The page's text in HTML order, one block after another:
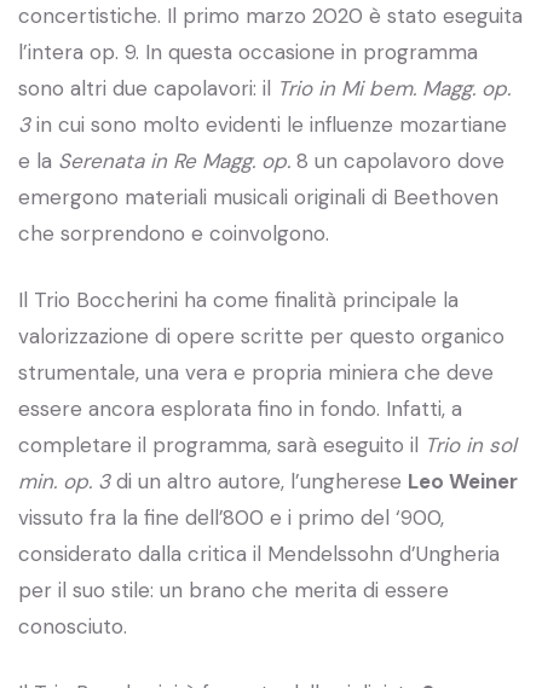
concertistiche. Il primo marzo 2020 è stato eseguita
l’intera op. 9. In questa occasione in programma
sono altri due capolavori: il Trio in Mi bem. Magg. op.
3in cui sono molto evidenti le influenze mozartiane
e la Serenata in Re Magg. op. 8 un capolavoro dove
emergono materiali musicali originali di Beethoven
che sorprendono e coinvolgono.
Il Trio Boccherini ha come finalità principale la
valorizzazione di opere scritte per questo organico
strumentale, una vera e propria miniera che deve
essere ancora esplorata fino in fondo. Infatti, a
completare il programma, sarà eseguito il Trio in sol
min. op. 3di un altro autore, l’ungherese Leo Weiner
vissuto fra la fine dell’800 e i primo del ‘900,
considerato dalla critica il Mendelssohn d’Ungheria
per il suo stile: un brano che merita di essere
conosciuto.